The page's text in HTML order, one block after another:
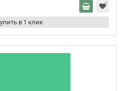
в 1 клик